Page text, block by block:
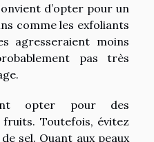
d’opter pour un
comme les exfoliants
agresseraient moins
pas très
opter pour des
fruits. Toutefois, évitez
sel. Quant aux peaux